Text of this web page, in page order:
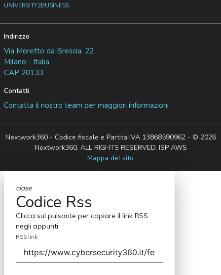
UNIVERSITY2BUSINESS
Indirizzo
Via Moretto da Brescia, 22
Milano - Italia
CAP 20133
Contatti
Contatta il nostro team per maggiori informazioni
Nextwork360 - Codice fiscale e Partita IVA 13868590962 - © 2026
Nextwork360. ALL RIGHTS RESERVED. ISP AWS
Mappa del sito
close
Codice Rss
Clicca sul pulsante per copiare il link RSS
negli appunti.
RSS link